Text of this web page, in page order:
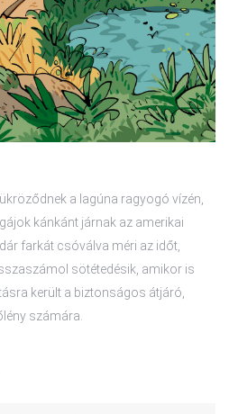
a lagúna ragyogó vízén,
kánkánt járnak az amerikai
farkát csóválva méri az időt,
sötétedésik, amikor is
került a biztonságos átjáró,
számára.